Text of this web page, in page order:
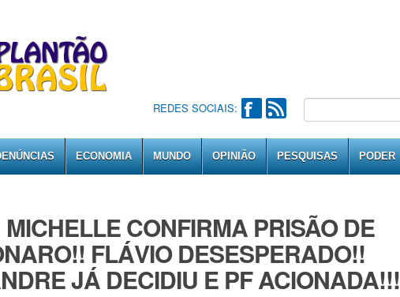
REDES SOCIAIS:
ECONOMIA MUNDO OPINIÃO PESQUISAS PODER
CONFIRMA PRISÃO DE
FLÁVIO DESESPERADO!!
JÁ DECIDIU E PF ACIONADA!!!